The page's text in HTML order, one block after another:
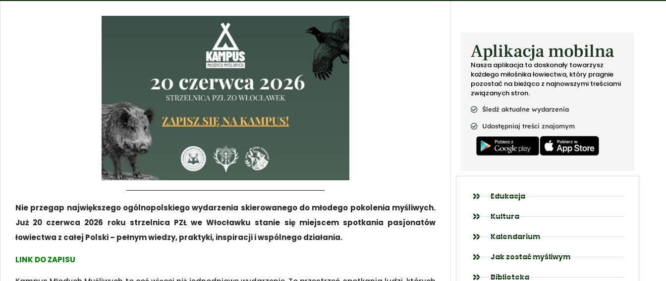
Nie przegap największego ogólnopolskiego wydarzenia skierowanego do młodego pokolenia myśliwych.
Już 20 czerwca 2026 roku strzelnica PZŁ we Włocławku stanie się miejscem spotkania pasjonatów
łowiectwa z całej Polski – pełnym wiedzy, praktyki, inspiracji i wspólnego działania.
LINK DO ZAPISU
Aplikacja mobilna
Nasza aplikacja to doskonały towarzysz
każdego miłośnika łowiectwa, który pragnie
pozostać na bieżąco z najnowszymi treściami
związanych stron.
Śledź aktualne wydarzenia
Udostępniaj treści znajomym
Edukacja
Kultura
Kalendarium
Jak zostać myśliwym
Biblioteka